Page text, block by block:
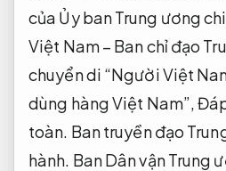
của Ủy ban Trung ương
Việt Nam – Ban chỉ đạo
chuyển di “Người Việt
dùng hàng Việt Nam”,
toàn. Ban truyền đạo
hành. Ban Dân vận Trung